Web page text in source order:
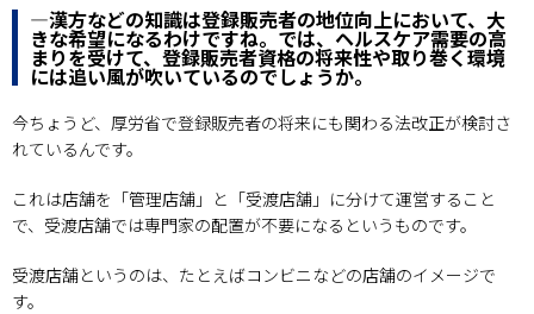
―漢方などの知識は登録販売者の地位向上において、大
きな希望になるわけですね。では、ヘルスケア需要の高
まりを受けて、登録販売者資格の将来性や取り巻く環境
には追い風が吹いているのでしょうか。
今ちょうど、厚労省で登録販売者の将来にも関わる法改正が検討さ
れているんです。
これは店舗を「管理店舗」と「受渡店舗」に分けて運営すること
で、受渡店舗では専門家の配置が不要になるというものです。
受渡店舗というのは、たとえばコンビニなどの店舗のイメージで
す。